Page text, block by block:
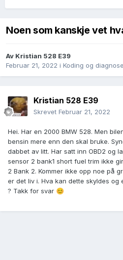
Noen som kanskje vet
Av Kristian 528 E39
Februar 21, 2022 i Koding og diagnose
Kristian 528 E39
Skrevet Februar 21, 2022
Hei. Har en 2000 BMW 528. Men
bensin mere enn den skal bruke.
dabbet av litt. Har satt inn OBD2 og
sensor 2 bank1 short fuel trim ikke
2 Bank 2. Kommer ikke opp noe på
er det liv i. Hva kan dette skyldes
? Takk for svar 😊